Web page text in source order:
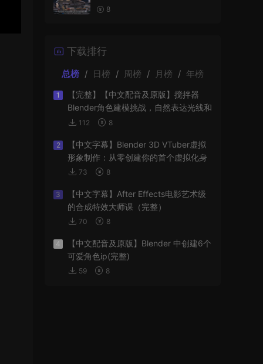
者课（中文语音版+中文字幕版
8
下载排行
总榜 / 日榜 / 周榜 / 月榜 / 年榜
1
【完整】【中文配音及原版】搅拌器
Blender角色建模挑战，自然表达光线和
阴影112 8
2
【中文字幕】Blender 3D VTuber虚拟
形象制作：从零创建你的首个虚拟化身
73 8
3
【中文字幕】After Effects电影艺术级
的合成特效大师课（完整）
70 8
4
【中文配音及原版】Blender 中创建6个
可爱角色ip(完整)
59 8